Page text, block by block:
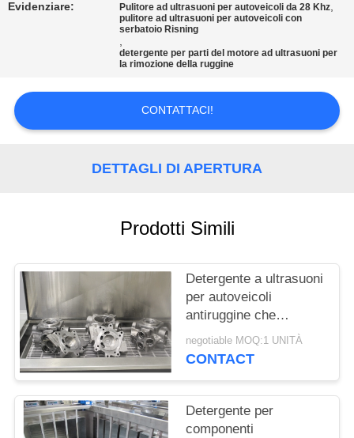
RICHIEDA
UNA
PRIVACY
POLICY
Evidenziare: Pulitore ad ultrasuoni per autoveicoli da 28 Khz,
pulitore ad ultrasuoni per autoveicoli con
serbatoio Risning
,
detergente per parti del motore ad ultrasuoni per
la rimozione della ruggine
CONTATTACI!
DETTAGLI DI APERTURA
Prodotti Simili
Detergente a ultrasuoni
per autoveicoli
antiruggine che
rimuove i contaminanti
altamente legati
negotiable MOQ:1 UNITÀ
CONTACT
Detergente per
componenti